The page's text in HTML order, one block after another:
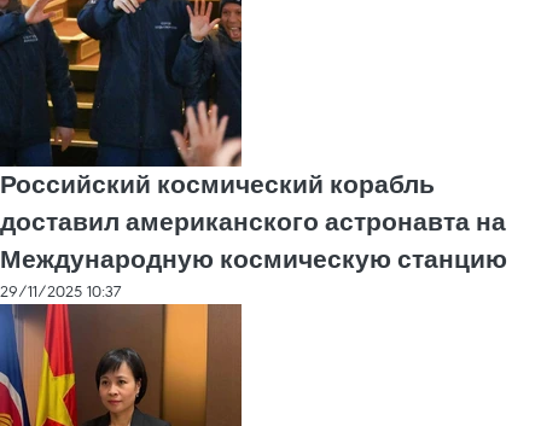
Российский космический корабль
доставил американского астронавта на
Международную космическую станцию
29/11/2025 10:37